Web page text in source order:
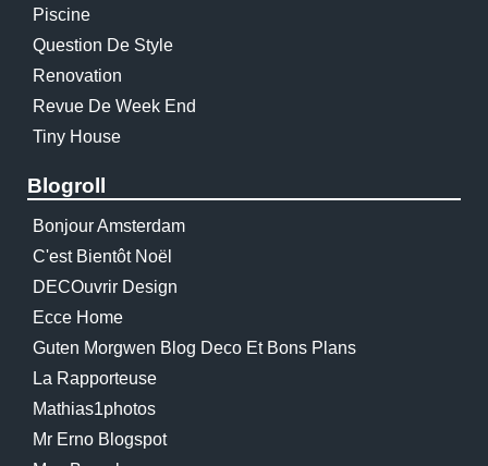
Piscine
Question De Style
Renovation
Revue De Week End
Tiny House
Blogroll
Bonjour Amsterdam
C'est Bientôt Noël
DECOuvrir Design
Ecce Home
Guten Morgwen Blog Deco Et Bons Plans
La Rapporteuse
Mathias1photos
Mr Erno Blogspot